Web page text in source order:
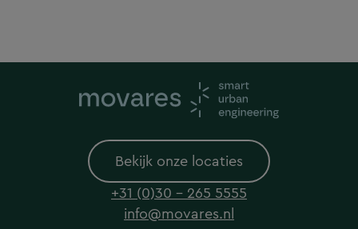
Bekijk onze locaties
+31 (0)30 - 265 5555
info@movares.nl